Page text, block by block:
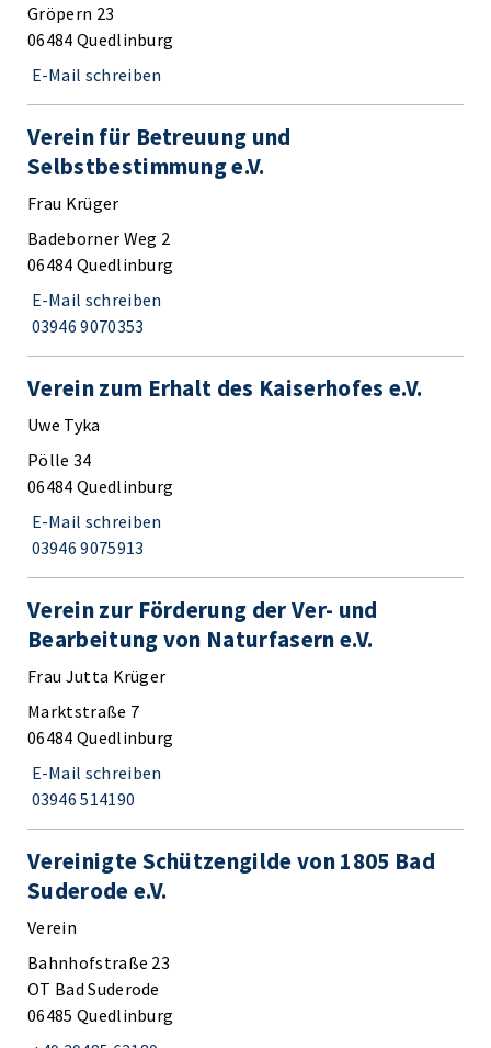
Gröpern 23
06484 Quedlinburg
E-Mail schreiben
Verein für Betreuung und
Selbstbestimmung e.V.
Frau Krüger
Badeborner Weg 2
06484 Quedlinburg
E-Mail schreiben
03946 9070353
Verein zum Erhalt des Kaiserhofes e.V.
Uwe Tyka
Pölle 34
06484 Quedlinburg
E-Mail schreiben
03946 9075913
Verein zur Förderung der Ver- und
Bearbeitung von Naturfasern e.V.
Frau Jutta Krüger
Marktstraße 7
06484 Quedlinburg
E-Mail schreiben
03946 514190
Vereinigte Schützengilde von 1805 Bad
Suderode e.V.
Verein
Bahnhofstraße 23
OT Bad Suderode
06485 Quedlinburg